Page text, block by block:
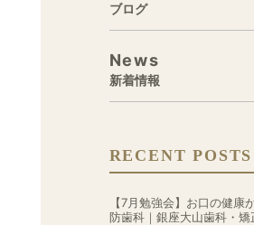
ブログ
News
新着情報
RECENT POSTS
【7月勉強会】お口の健康
防歯科｜銀座大山歯科・矯